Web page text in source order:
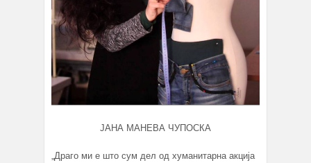
ЈАНА МАНЕВА ЧУПОСКА
„Драго ми е што сум дел од хуманитарна акција